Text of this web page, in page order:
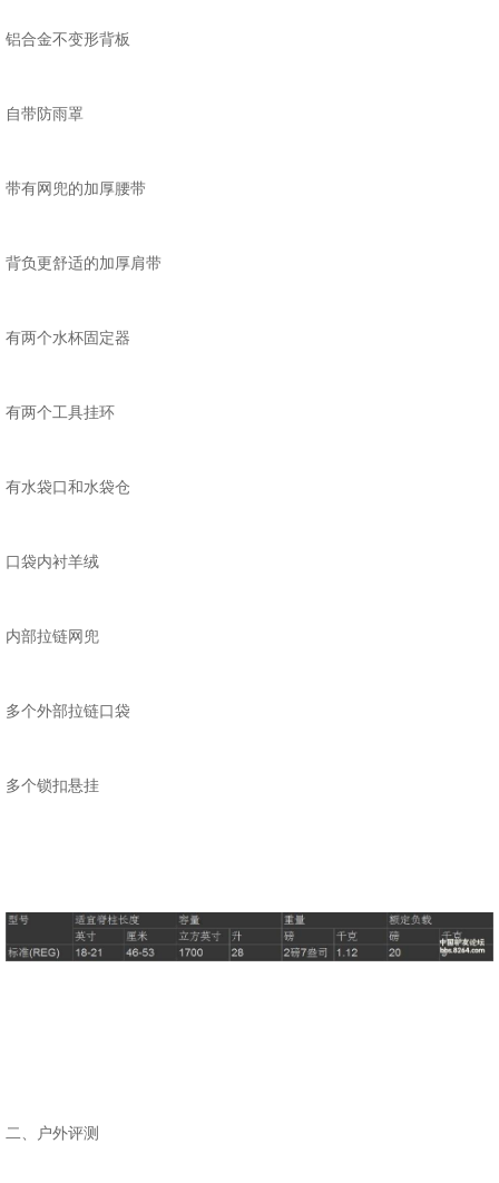
铝合金不变形背板
自带防雨罩
带有网兜的加厚腰带
背负更舒适的加厚肩带
有两个水杯固定器
有两个工具挂环
有水袋口和水袋仓
口袋内衬羊绒
内部拉链网兜
多个外部拉链口袋
多个锁扣悬挂
二、户外评测